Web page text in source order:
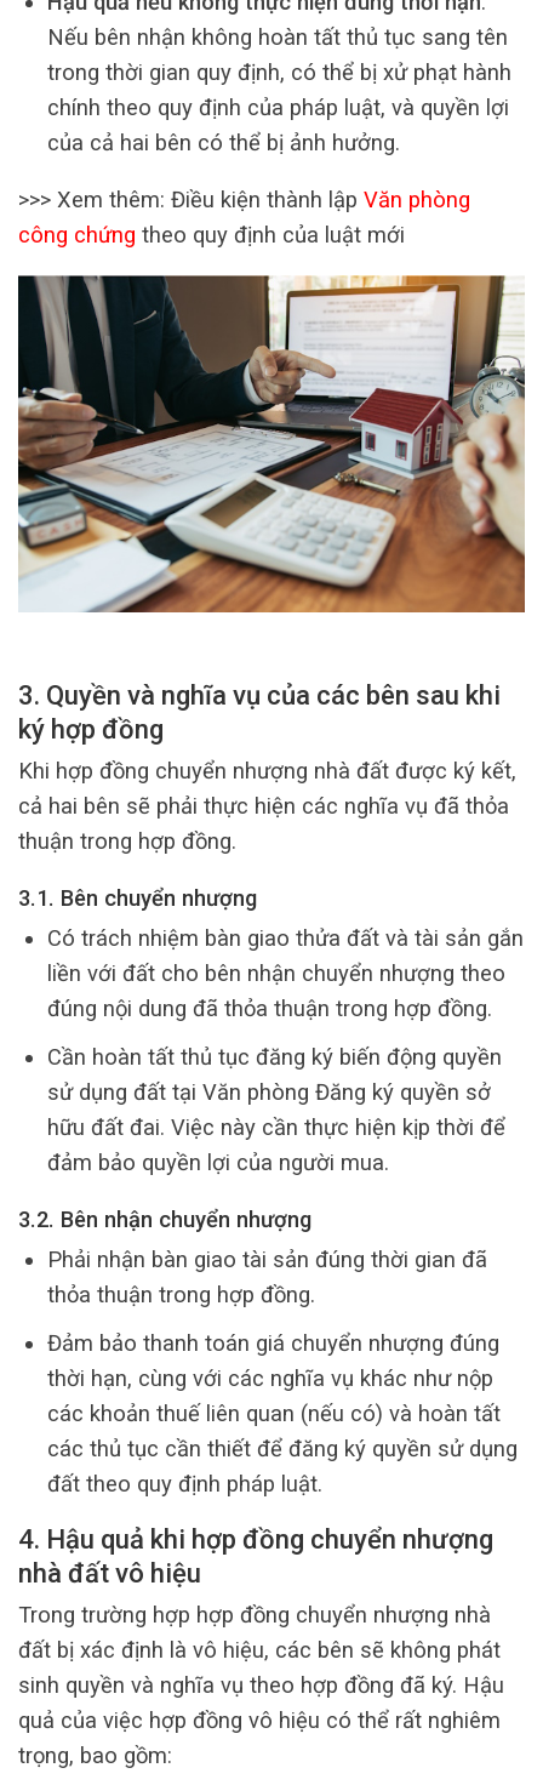
Nếu bên nhận không hoàn tất thủ tục sang tên
trong thời gian quy định, có thể bị xử phạt hành
chính theo quy định của pháp luật, và quyền lợi
của cả hai bên có thể bị ảnh hưởng.
>>> Xem thêm: Điều kiện thành lập Văn phòng
công chứng theo quy định của luật mới
3. Quyền và nghĩa vụ của các bên sau khi
ký hợp đồng
Khi hợp đồng chuyển nhượng nhà đất được ký kết,
cả hai bên sẽ phải thực hiện các nghĩa vụ đã thỏa
thuận trong hợp đồng.
3.1. Bên chuyển nhượng
Có trách nhiệm bàn giao thửa đất và tài sản gắn
liền với đất cho bên nhận chuyển nhượng theo
đúng nội dung đã thỏa thuận trong hợp đồng.
Cần hoàn tất thủ tục đăng ký biến động quyền
sử dụng đất tại Văn phòng Đăng ký quyền sở
hữu đất đai. Việc này cần thực hiện kịp thời để
đảm bảo quyền lợi của người mua.
3.2. Bên nhận chuyển nhượng
Phải nhận bàn giao tài sản đúng thời gian đã
thỏa thuận trong hợp đồng.
Đảm bảo thanh toán giá chuyển nhượng đúng
thời hạn, cùng với các nghĩa vụ khác như nộp
các khoản thuế liên quan (nếu có) và hoàn tất
các thủ tục cần thiết để đăng ký quyền sử dụng
đất theo quy định pháp luật.
4. Hậu quả khi hợp đồng chuyển nhượng
nhà đất vô hiệu
Trong trường hợp hợp đồng chuyển nhượng nhà
đất bị xác định là vô hiệu, các bên sẽ không phát
sinh quyền và nghĩa vụ theo hợp đồng đã ký. Hậu
quả của việc hợp đồng vô hiệu có thể rất nghiêm
trọng, bao gồm: